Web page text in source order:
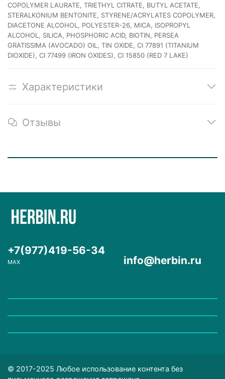
COPOLYMER LAURATE, TRIETHYL CITRATE, BUTYL ACETATE,
STERALKONIUM BENTONITE, STYRENE/ACRYLATES COPOLYMER,
DIACETONE ALCOHOL, POLYESTER-26, MICA, ISOPROPYL
ALCOHOL, SILICA, PHOSPHORIC ACID, BIOTIN, PERSEA
GRATISSIMA (AVOCADO) OIL, TIN OXIDE, CI 77891 (TITANIUM
DIOXIDE), CI 77499 (IRON OXIDES), CI 15850 (RED 7 LAKE)
Характеристики
Отзывы
+7(977)419-56-34
MAX info@herbin.ru
© 2017-2025 Любое использование контента без